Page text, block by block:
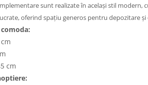
sunt realizate în același stil modern,
oferind spațiu generos pentru depozitare și
cm